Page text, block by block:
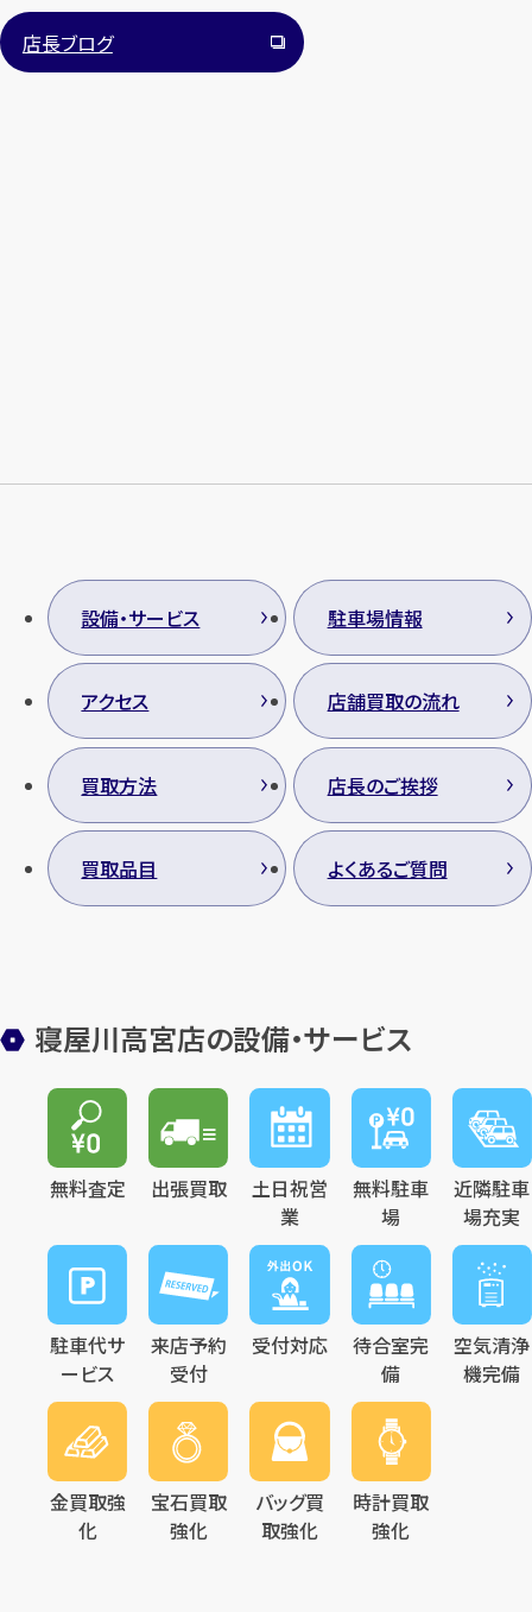
店長ブログ
設備・サービス 駐車場情報
アクセス 店舗買取の流れ
買取方法 店長のご挨拶
買取品目 よくあるご質問
寝屋川高宮店の設備・サービス
無料査定 出張買取
土日祝営
業
無料駐車
場
近隣駐車
場充実
駐車代サ
ービス
来店予約
受付
受付対応
待合室完
備
空気清浄
機完備
金買取強
化
宝石買取
強化
バッグ買
取強化
時計買取
強化